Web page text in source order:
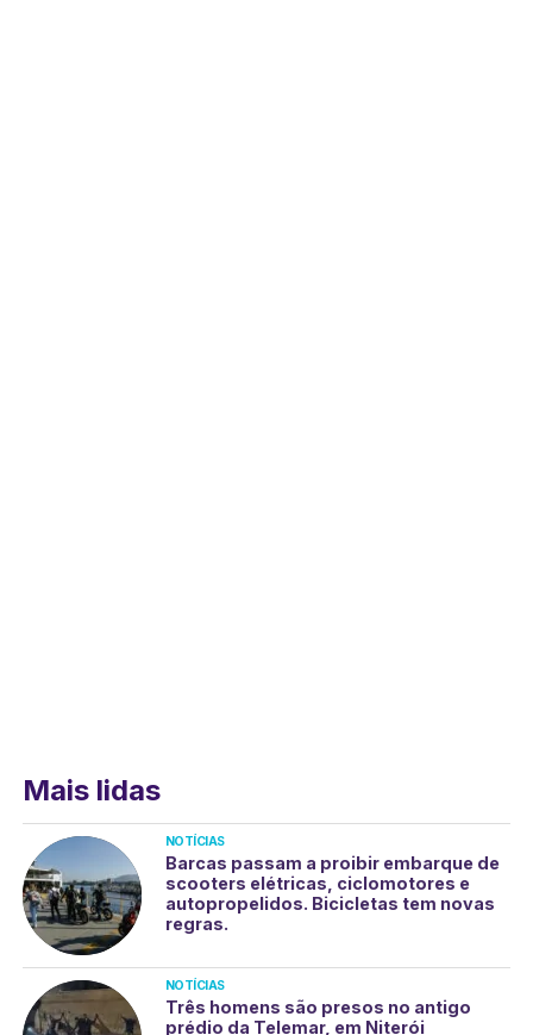
Mais lidas
NOTÍCIAS
Barcas passam a proibir embarque de
scooters elétricas, ciclomotores e
autopropelidos. Bicicletas tem novas
regras.
NOTÍCIAS
Três homens são presos no antigo
prédio da Telemar, em Niterói